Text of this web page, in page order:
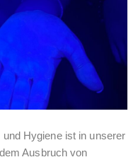
Hygiene ist in unserer
Ausbruch von